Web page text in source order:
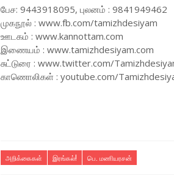
பேச: 9443918095, புலனம் : 9841949462
முகநூல் : www.fb.com/tamizhdesiyam
ஊடகம் : www.kannottam.com
இணையம் : www.tamizhdesiyam.com
சுட்டுரை : www.twitter.com/
காணொலிகள் : youtube.com/
அறிக்கைகள் இரங்கல்! பெ. மணியரசன்